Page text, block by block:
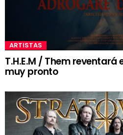
ARTISTAS
T.H.E.M / Them reventará
muy pronto